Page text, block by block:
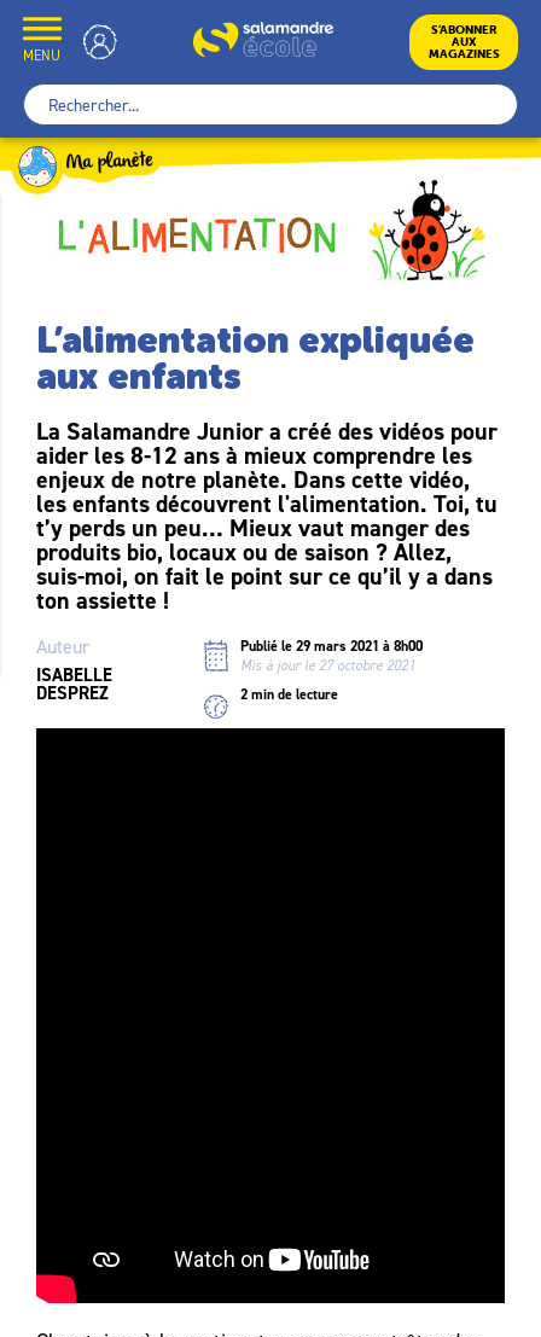
content
MENU
École S’ABONNER
AUX
MAGAZINES
Rechercher :
L’alimentation expliquée
aux enfants
La Salamandre Junior a créé des vidéos pour
aider les 8-12 ans à mieux comprendre les
enjeux de notre planète. Dans cette vidéo,
les enfants découvrent l'alimentation. Toi, tu
t’y perds un peu… Mieux vaut manger des
produits bio, locaux ou de saison ? Allez,
suis-moi, on fait le point sur ce qu’il y a dans
ton assiette !
Auteur
ISABELLE
DESPREZ
Publié le 29 mars 2021 à 8h00
Mis à jour le 27 octobre 2021
2 min de lecture